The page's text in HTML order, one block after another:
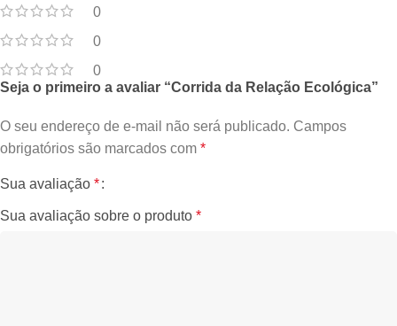
0
0
0
Seja o primeiro a avaliar “Corrida da Relação Ecológica”
O seu endereço de e-mail não será publicado. Campos
obrigatórios são marcados com *
Sua avaliação *
Sua avaliação sobre o produto *